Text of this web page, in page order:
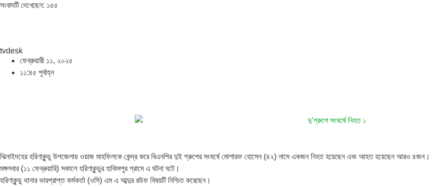
সংবাদটি দেখেছেন: ১৫৫
tvdesk
ফেব্রুয়ারী ১১, ২০২৫
১১:৪৫ পূর্বাহ্ন
ঝিনাইদহের হরিণাকুন্ডু উপজেলায় ওয়াজ মাহফিলকে কেন্দ্র করে বিএনপির দুই গ্রুপের সংঘর্ষে মোশারফ হোসেন (৪২) নামে একজন নিহত হয়েছেন এবং আহত হয়েছেন আরও ৪জন।
মঙ্গলবার (১১ ফেব্রুয়ারি) সকালে হরিণাকুন্ডুর হাকিমপুর গ্রামে এ ঘটনা ঘটে।
হরিণাকুন্ডু থানার ভারপ্রাপ্ত কর্মকর্তা (ওসি) এম এ আব্দুর রউফ বিষয়টি নিশ্চিত করেছেন।